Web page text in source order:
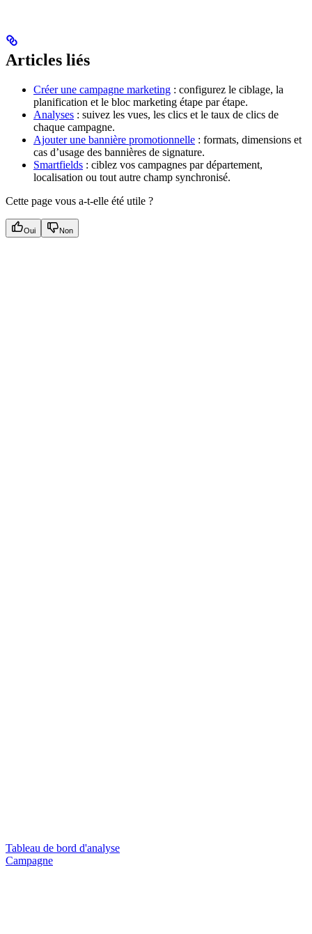
Articles liés
Créer une campagne marketing : configurez le ciblage, la
planification et le bloc marketing étape par étape.
Analyses : suivez les vues, les clics et le taux de clics de
chaque campagne.
Ajouter une bannière promotionnelle : formats, dimensions et
cas d’usage des bannières de signature.
Smartfields : ciblez vos campagnes par département,
localisation ou tout autre champ synchronisé.
Cette page vous a-t-elle été utile ?
Oui Non
Tableau de bord d'analyse
Campagne